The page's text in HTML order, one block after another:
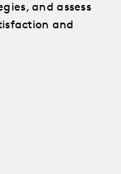
and assess
and